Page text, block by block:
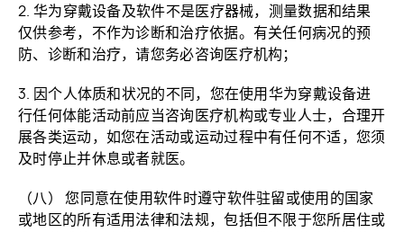
2. 华为穿戴设备及软件不是医疗器械，测量数据和结果
仅供参考，不作为诊断和治疗依据。有关任何病况的预
防、诊断和治疗，请您务必咨询医疗机构；
3. 因个人体质和状况的不同，您在使用华为穿戴设备进
行任何体能活动前应当咨询医疗机构或专业人士，合理开
展各类运动，如您在活动或运动过程中有任何不适，您须
及时停止并休息或者就医。
（八） 您同意在使用软件时遵守软件驻留或使用的国家
或地区的所有适用法律和法规，包括但不限于您所居住或